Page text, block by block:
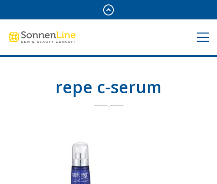
repe c-serum